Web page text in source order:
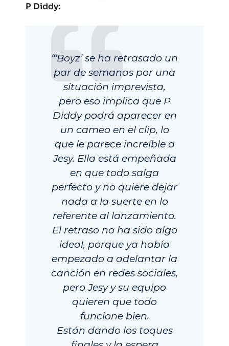
P Diddy:
“‘Boyz’ se ha retrasado un
par de semanas por una
situación imprevista,
pero eso implica que P
Diddy podrá aparecer en
un cameo en el clip, lo
que le parece increíble a
Jesy. Ella está empeñada
en que todo salga
perfecto y no quiere dejar
nada a la suerte en lo
referente al lanzamiento.
El retraso no ha sido algo
ideal, porque ya había
empezado a adelantar la
canción en redes sociales,
pero Jesy y su equipo
quieren que todo
funcione bien.
Están dando los toques